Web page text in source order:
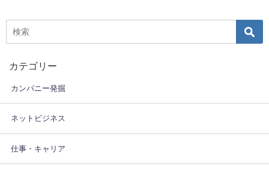
カテゴリー
カンパニー発掘
ネットビジネス
仕事・キャリア